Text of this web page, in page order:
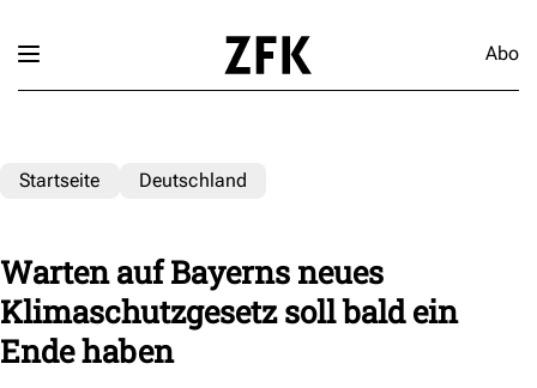
Abo
Startseite Deutschland
Warten auf Bayerns neues
Klimaschutzgesetz soll bald ein
Ende haben